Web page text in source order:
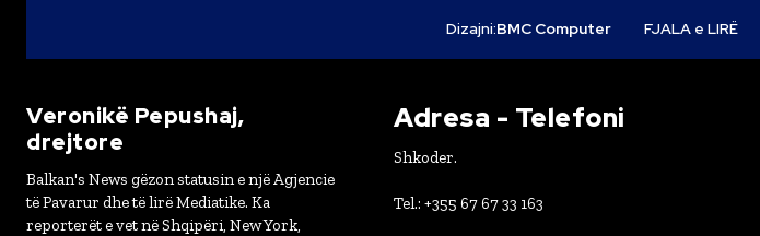
Dizajni:BMC Computer FJALA e LIRË
Veronikë Pepushaj,
drejtore
Balkan's News gëzon statusin e një Agjencie
të Pavarur dhe të lirë Mediatike. Ka
reporterët e vet në Shqipëri, New York,
Adresa - Telefoni
Shkoder.
Tel.: +355 67 67 33 163